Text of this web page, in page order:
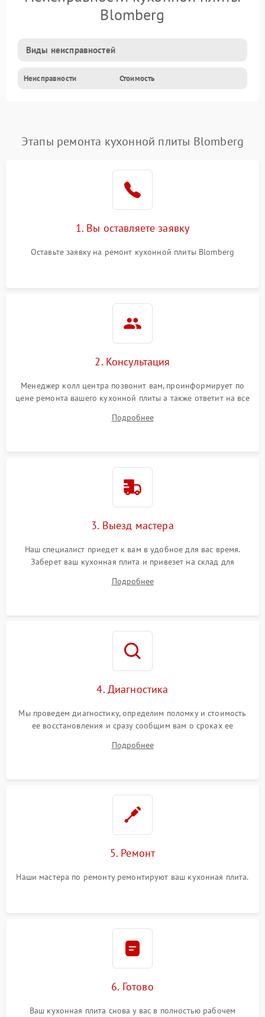
Blomberg
Виды неисправностей
Неисправности Стоимость
Этапы ремонта кухонной плиты Blomberg
1. Вы оставляете заявку
Оставьте заявку на ремонт кухонной плиты Blomberg
2. Консультация
Менеджер колл центра позвонит вам, проинформирует по
цене ремонта вашего кухонной плиты а также ответит на все
Подробнее
3. Выезд мастера
Наш специалист приедет к вам в удобное для вас время.
Заберет ваш кухонная плита и привезет на склад для
Подробнее
4. Диагностика
Мы проведем диагностику, определим поломку и стоимость
ее восстановления и сразу сообщим вам о сроках ее
Подробнее
5. Ремонт
Наши мастера по ремонту ремонтируют ваш кухонная плита.
6. Готово
Ваш кухонная плита снова у вас в полностью рабочем